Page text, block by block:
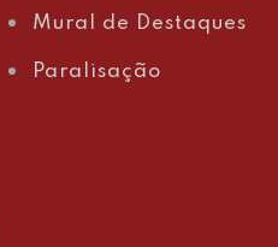
Mural de Destaques
Paralisação